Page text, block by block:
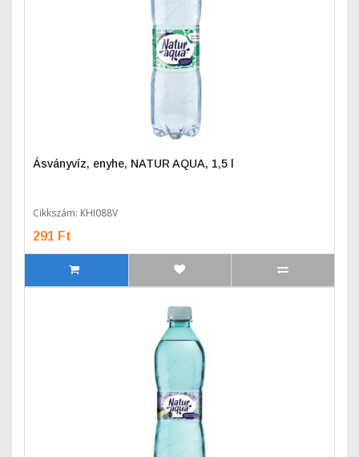
Ásványvíz, enyhe, NATUR AQUA, 1,5 l
Cikkszám: KHI088V
291 Ft